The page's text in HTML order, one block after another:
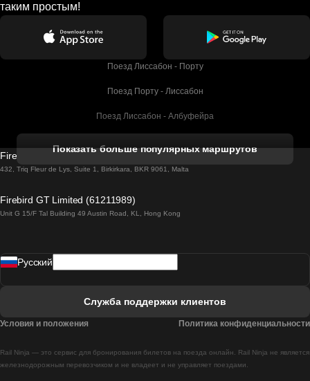
таким простым!
Поезд Лиссабон - Порту
Поезд Порту - Лиссабон
Поезд Лиссабон - Албуфейра
Поезд Лиссабон - Лагос
Поезд Лиссабон - Мадрид
Поезд Лиссабон - Брага
Показать больше популярных маршрутов
Firebird GT Limited (OC 1451)
432, Triq Fleur de Lys, Suite 1, Birkirkara, BKR 9061, Malta
Firebird GT Limited (61211989)
Unit G 15/F Tal Building 49 Austin Road, KL, Hong Kong
Rail Ninja — это сервис для бронирования билетов на поезда онлайн. Rail Ninja не является
железнодорожным перевозчиком и не владеет и не управляет поездами.
Pусский
Служба поддержки клиентов
Условия и положения Политика конфиденциальности